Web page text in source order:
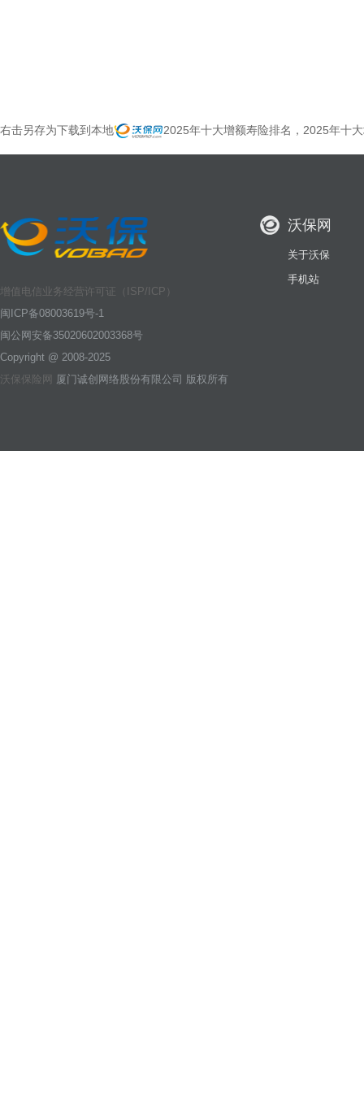
右击另存为下载到本地 2025年十大增额寿险排名，2025年十
增值电信业务经营许可证（ISP/ICP）
闽ICP备08003619号-1
闽公网安备35020602003368号
Copyright @ 2008-2025
沃保保险网 厦门诚创网络股份有限公司 版权所有
沃保网
关于沃保
手机站